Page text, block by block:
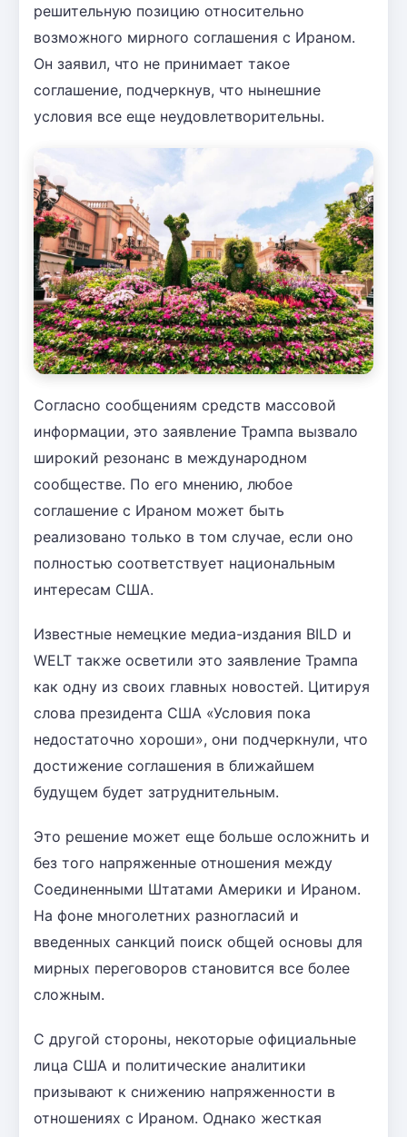
решительную позицию относительно
возможного мирного соглашения с Ираном.
Он заявил, что не принимает такое
соглашение, подчеркнув, что нынешние
условия все еще неудовлетворительны.
Согласно сообщениям средств массовой
информации, это заявление Трампа вызвало
широкий резонанс в международном
сообществе. По его мнению, любое
соглашение с Ираном может быть
реализовано только в том случае, если оно
полностью соответствует национальным
интересам США.
Известные немецкие медиа-издания BILD и
WELT также осветили это заявление Трампа
как одну из своих главных новостей. Цитируя
слова президента США «Условия пока
недостаточно хороши», они подчеркнули, что
достижение соглашения в ближайшем
будущем будет затруднительным.
Это решение может еще больше осложнить и
без того напряженные отношения между
Соединенными Штатами Америки и Ираном.
На фоне многолетних разногласий и
введенных санкций поиск общей основы для
мирных переговоров становится все более
сложным.
С другой стороны, некоторые официальные
лица США и политические аналитики
призывают к снижению напряженности в
отношениях с Ираном. Однако жесткая